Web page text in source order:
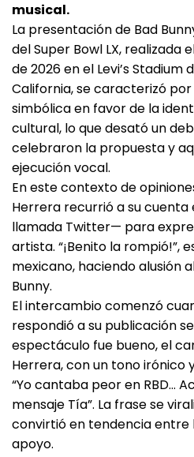
musical.
La presentación de Bad
del Super Bowl LX, realizada
de 2026 en el Levi’s Stadium
California, se caracterizó
simbólica en favor de la
cultural, lo que desató un
celebraron la propuesta y
ejecución vocal.
En este contexto de
Herrera recurrió a su
llamada Twitter— para
artista. “¡Benito la rompió!”,
mexicano, haciendo alusión
Bunny.
El intercambio comenzó
respondió a su publicación
espectáculo fue bueno, el
Herrera, con un tono irónico
“Yo cantaba peor en RBD…
mensaje Tía”. La frase se
convirtió en tendencia entre
apoyo.